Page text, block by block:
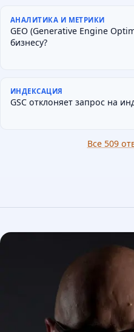
АНАЛИТИКА И МЕТРИКИ
GEO (Generative Engine
бизнесу?
ИНДЕКСАЦИЯ
GSC отклоняет запрос на
Все 509